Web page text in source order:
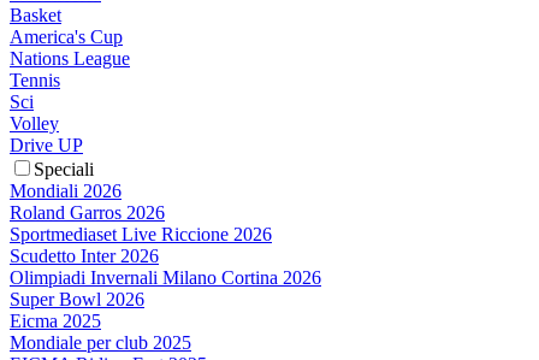
Basket
America's Cup
Nations League
Tennis
Sci
Volley
Drive UP
Speciali
Mondiali 2026
Roland Garros 2026
Sportmediaset Live Riccione 2026
Scudetto Inter 2026
Olimpiadi Invernali Milano Cortina 2026
Super Bowl 2026
Eicma 2025
Mondiale per club 2025